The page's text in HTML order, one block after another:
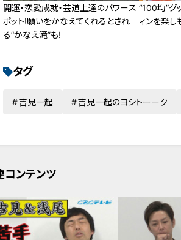
開運・恋愛成就・芸道上達のパワース
ポット!願いをかなえてくれるとされ
る“かなえ滝”も!
“100均”グ
ィンを楽し
タグ
吉見一起 吉見一起のヨシトーーク
コンテンツ